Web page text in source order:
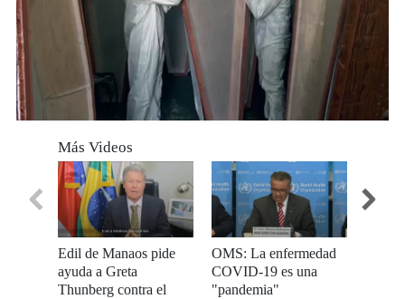
seconds
seconds
Más Videos
Edil de Manaos pide
ayuda a Greta
Thunberg contra el
OMS: La enfermedad
COVID-19 es una
"pandemia"